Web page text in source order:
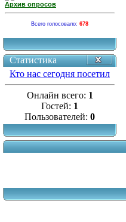
Архив опросов
Всего голосовало: 678
Статистика
Кто нас сегодня посетил
Онлайн всего: 1
Гостей: 1
Пользователей: 0